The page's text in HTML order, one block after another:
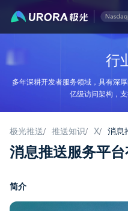
行
多年深耕开发者服务领域，具有深
亿级访问架构，
极光推送/ 推送知识/ X/ 消息
消息推送服务平
简介